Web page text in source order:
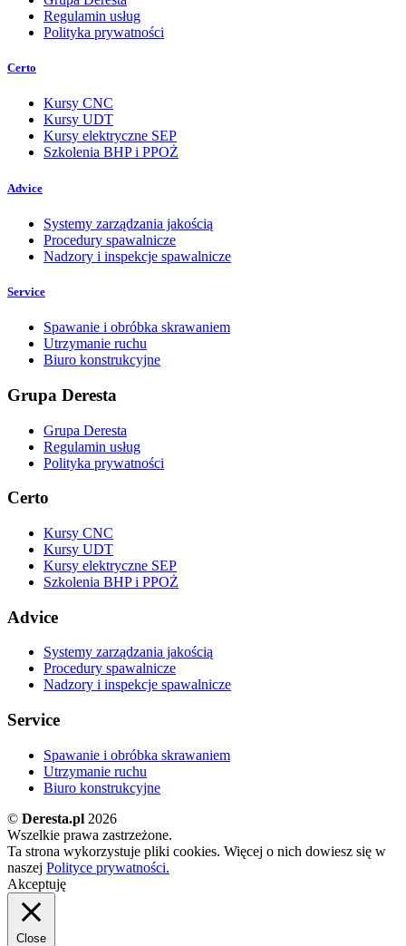
Regulamin usług
Polityka prywatności
Certo
Kursy CNC
Kursy UDT
Kursy elektryczne SEP
Szkolenia BHP i PPOŻ
Advice
Systemy zarządzania jakością
Procedury spawalnicze
Nadzory i inspekcje spawalnicze
Service
Spawanie i obróbka skrawaniem
Utrzymanie ruchu
Biuro konstrukcyjne
Grupa Deresta
Grupa Deresta
Regulamin usług
Polityka prywatności
Certo
Kursy CNC
Kursy UDT
Kursy elektryczne SEP
Szkolenia BHP i PPOŻ
Advice
Systemy zarządzania jakością
Procedury spawalnicze
Nadzory i inspekcje spawalnicze
Service
Spawanie i obróbka skrawaniem
Utrzymanie ruchu
Biuro konstrukcyjne
© Deresta.pl 2026
Wszelkie prawa zastrzeżone.
Ta strona wykorzystuje pliki cookies. Więcej o nich dowiesz się w
naszej Polityce prywatności.
Akceptuję
Close